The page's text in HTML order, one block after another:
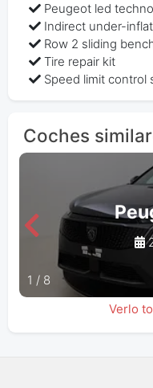
Peugeot led
Indirect under-
Row 2 sliding
Tire repair kit
Speed limit control
Coches
1 / 8
Verlo